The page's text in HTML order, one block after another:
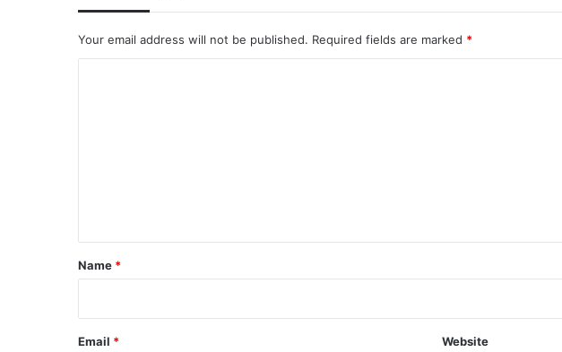
Your email address will not be published. Required fields are marked *
*
Name *
Email * Website